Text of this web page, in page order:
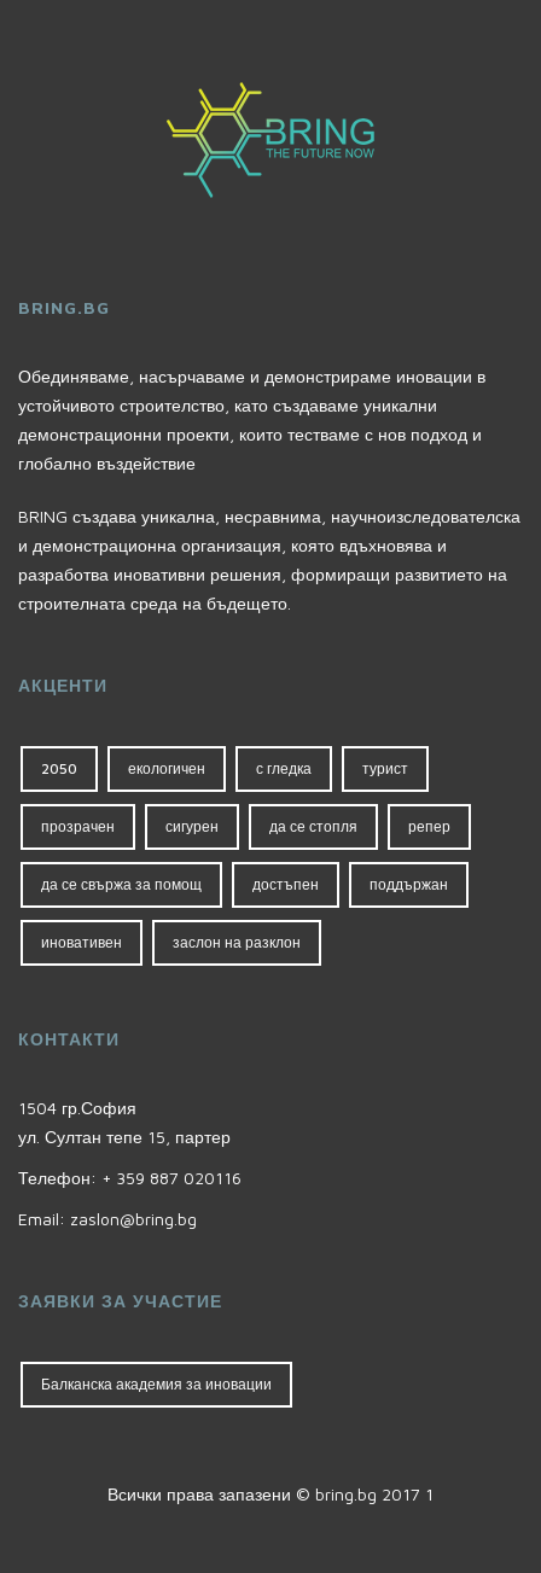
BRING.BG
Обединяваме, насърчаваме и демонстрираме иновации в
устойчивото строителство, като създаваме уникални
демонстрационни проекти, които тестваме с нов подход и
глобално въздействие
BRING създава уникална, несравнима, научноизследователска
и демонстрационна организация, която вдъхновява и
разработва иновативни решения, формиращи развитието на
строителната среда на бъдещето.
АКЦЕНТИ
2050 екологичен с гледка турист
прозрачен сигурен да се стопля репер
да се свържа за помощ достъпен поддържан
иновативен заслон на разклон
КОНТАКТИ
1504 гр.София
ул. Султан тепе 15, партер
Телефон: + 359 887 020116
Email: zaslon@bring.bg
ЗАЯВКИ ЗА УЧАСТИЕ
Балканска академия за иновации
Всички права запазени © bring.bg 2017 1